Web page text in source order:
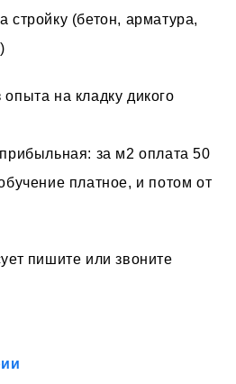
стройку (бетон, арматура,
на кладку дикого
за м2 оплата 50
платное, и потом от
пишите или звоните